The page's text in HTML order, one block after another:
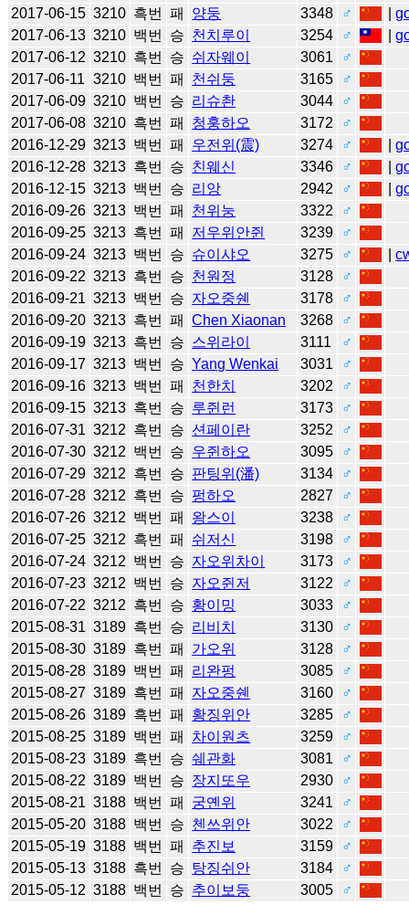
2017-06-15 3210 흑번 패 양둥 3348 ♂ |
2017-06-13 3210 백번 승 천치루이 3254 ♂ |
2017-06-12 3210 흑번 승 쉬자웨이 3061
♂
2017-06-11 3210 백번 패 천쉬둥 3165
♂
2017-06-09 3210 백번 승 리슈촨 3044
♂
2017-06-08 3210 흑번 패 청훙하오 3172
♂
2016-12-29 3213 백번 패 우전위(震) 3274 ♂ |
2016-12-28 3213 흑번 승 친웨신 3346 ♂ |
2016-12-15 3213 백번 승 리앙 2942 ♂ |
2016-09-26 3213 백번 패 천위눙 3322
♂
2016-09-25 3213 흑번 패 저우위안쥔 3239
♂
2016-09-24 3213 백번 승 슈이샤오 3275 ♂ |
2016-09-22 3213 흑번 승 천원정 3128
♂
2016-09-21 3213 백번 승 자오중쉔 3178
♂
2016-09-20 3213 흑번 패 Chen Xiaonan 3268
♂
2016-09-19 3213 흑번 승 스위라이 3111
♂
2016-09-17 3213 백번 승 Yang Wenkai 3031
♂
2016-09-16 3213 백번 패 천한치 3202
♂
2016-09-15 3213 흑번 승 루쥔런 3173
♂
2016-07-31 3212 흑번 승 션페이란 3252
♂
2016-07-30 3212 백번 승 우쥔하오 3095
♂
2016-07-29 3212 흑번 승 판팅위(潘) 3134
♂
2016-07-28 3212 흑번 승 펑하오 2827
♂
2016-07-26 3212 백번 패 왕스이 3238
♂
2016-07-25 3212 흑번 패 쉬저신 3198
♂
2016-07-24 3212 백번 승 자오위차이 3173
♂
2016-07-23 3212 백번 승 자오쥔저 3122
♂
2016-07-22 3212 흑번 승 황이밍 3033
♂
2015-08-31 3189 흑번 승 리비치 3130
♂
2015-08-30 3189 흑번 패 가오위 3128
♂
2015-08-28 3189 백번 패 리완펑 3085
♂
2015-08-27 3189 흑번 패 자오중쉔 3160
♂
2015-08-26 3189 흑번 패 황징위안 3285
♂
2015-08-25 3189 백번 패 차이원츠 3259
♂
2015-08-23 3189 흑번 승 쉐관화 3081
♂
2015-08-22 3189 백번 승 장지또우 2930
♂
2015-08-21 3188 백번 패 궁옌위 3241
♂
2015-05-20 3188 백번 승 첸쓰위안 3022
♂
2015-05-19 3188 백번 패 추진보 3159
♂
2015-05-13 3188 흑번 승 탕징쉬안 3184
♂
2015-05-12 3188 백번 승 추이보둥 3005 ♂